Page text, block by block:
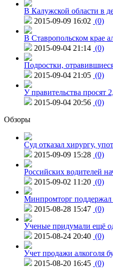
В Калужской области в
2015-09-09 16:02 (0)
В Ставропольском крае
2015-09-04 21:14 (0)
Подростки,
2015-09-04 21:05 (0)
У правительства просят
2015-09-04 20:56 (0)
Обзоры
Суд отказал хирургу,
2015-09-09 15:28 (0)
Российских водителей
2015-09-02 11:20 (0)
Минпромторг поддержал
2015-08-28 15:47 (0)
Ученые придумали ещё
2015-08-24 20:40 (0)
Учет продажи алкоголя
2015-08-20 16:45 (0)